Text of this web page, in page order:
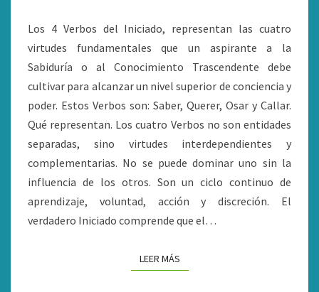
VERBOS
DEL
INICIADO
Los 4 Verbos del Iniciado, representan las cuatro
virtudes fundamentales que un aspirante a la
Sabiduría o al Conocimiento Trascendente debe
cultivar para alcanzar un nivel superior de conciencia y
poder. Estos Verbos son: Saber, Querer, Osar y Callar.
Qué representan. Los cuatro Verbos no son entidades
separadas, sino virtudes interdependientes y
complementarias. No se puede dominar uno sin la
influencia de los otros. Son un ciclo continuo de
aprendizaje, voluntad, acción y discreción. El
verdadero Iniciado comprende que el…
LEER MÁSLEER MÁS